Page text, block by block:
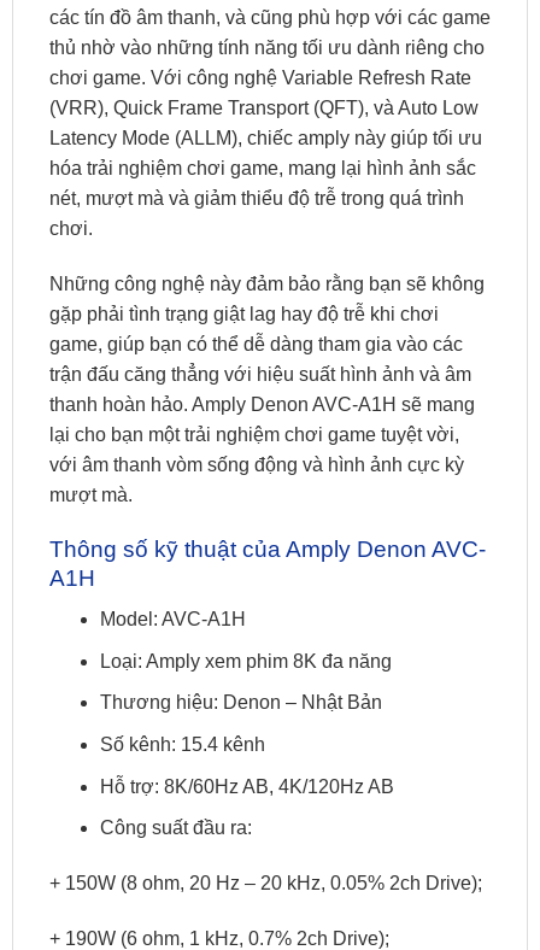
các tín đồ âm thanh, và cũng phù hợp với các game
thủ nhờ vào những tính năng tối ưu dành riêng cho
chơi game. Với công nghệ Variable Refresh Rate
(VRR), Quick Frame Transport (QFT), và Auto Low
Latency Mode (ALLM), chiếc amply này giúp tối ưu
hóa trải nghiệm chơi game, mang lại hình ảnh sắc
nét, mượt mà và giảm thiểu độ trễ trong quá trình
chơi.
Những công nghệ này đảm bảo rằng bạn sẽ không
gặp phải tình trạng giật lag hay độ trễ khi chơi
game, giúp bạn có thể dễ dàng tham gia vào các
trận đấu căng thẳng với hiệu suất hình ảnh và âm
thanh hoàn hảo. Amply Denon AVC-A1H sẽ mang
lại cho bạn một trải nghiệm chơi game tuyệt vời,
với âm thanh vòm sống động và hình ảnh cực kỳ
mượt mà.
Thông số kỹ thuật của Amply Denon AVC-
A1H
Model: AVC-A1H
Loại: Amply xem phim 8K đa năng
Thương hiệu: Denon – Nhật Bản
Số kênh: 15.4 kênh
Hỗ trợ: 8K/60Hz AB, 4K/120Hz AB
Công suất đầu ra:
+ 150W (8 ohm, 20 Hz – 20 kHz, 0.05% 2ch Drive);
+ 190W (6 ohm, 1 kHz, 0.7% 2ch Drive);